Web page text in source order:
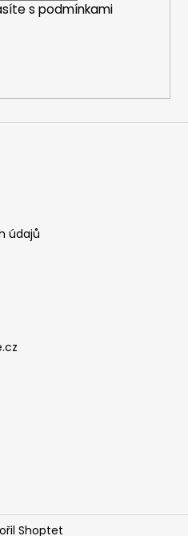
s podmínkami
údajů
Shoptet